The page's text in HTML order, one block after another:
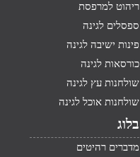
ריהוט למרפסת
ספסלים לגינה
פינות ישיבה לגינה
כורסאות לגינה
שולחנות עץ לגינה
שולחנות אוכל לגינה
בלוג
מדברים רהיטים